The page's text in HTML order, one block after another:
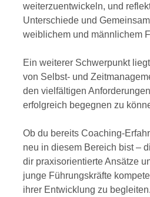
weiterzuentwickeln, und
Unterschiede und
weiblichem und männlichem
Ein weiterer Schwerpunkt
von Selbst- und
den vielfältigen
erfolgreich begegnen zu
Ob du bereits Coaching-
neu in diesem Bereich bist –
dir praxisorientierte Ansätze
junge Führungskräfte
ihrer Entwicklung zu begleiten.